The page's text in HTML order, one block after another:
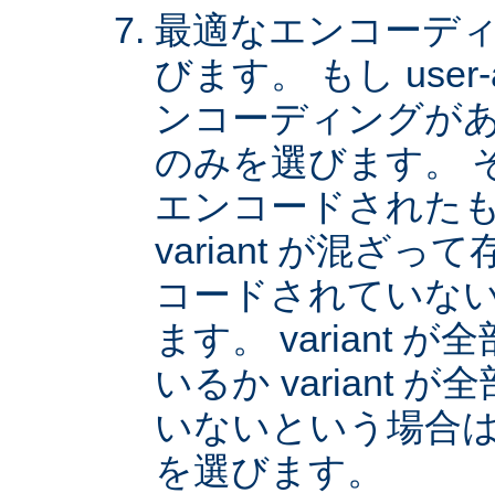
最適なエンコーデ
びます。 もし
ンコーディングが
のみを選びます。
エンコードされた
variant が混ざって
コードされていな
ます。 variant が
いるか variant が
いないという場合
を選びます。